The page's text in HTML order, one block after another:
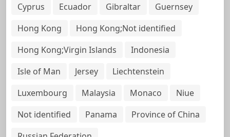
Cyprus
Ecuador Gibraltar
Guernsey
Hong Kong
Hong Kong;Not identified
Hong Kong;Virgin Islands
Indonesia
Isle of Man
Jersey
Liechtenstein
Luxembourg
Malaysia Monaco
Niue
Not identified
Panama
Province of China